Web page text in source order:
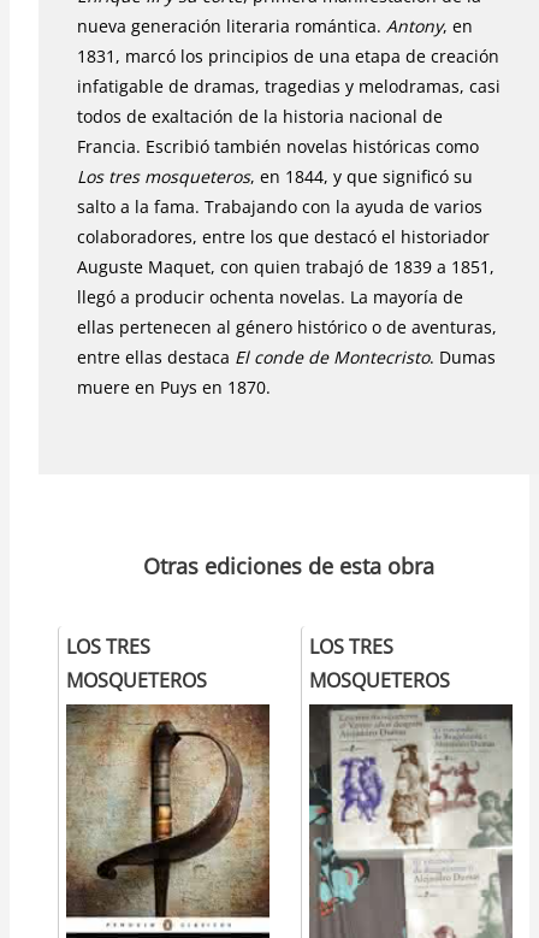
nueva generación literaria romántica. Antony, en
1831, marcó los principios de una etapa de creación
infatigable de dramas, tragedias y melodramas, casi
todos de exaltación de la historia nacional de
Francia. Escribió también novelas históricas como
Los tres mosqueteros, en 1844, y que significó su
salto a la fama. Trabajando con la ayuda de varios
colaboradores, entre los que destacó el historiador
Auguste Maquet, con quien trabajó de 1839 a 1851,
llegó a producir ochenta novelas. La mayoría de
ellas pertenecen al género histórico o de aventuras,
entre ellas destaca El conde de Montecristo. Dumas
muere en Puys en 1870.
Otras ediciones de esta obra
LOS TRES
MOSQUETEROS
LOS TRES
MOSQUETEROS